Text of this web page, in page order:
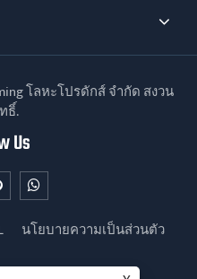
โลหะโปรดักส์ จำกัด สงวน
ธิ์.
Us
นโยบายความเป็นส่วนตัว